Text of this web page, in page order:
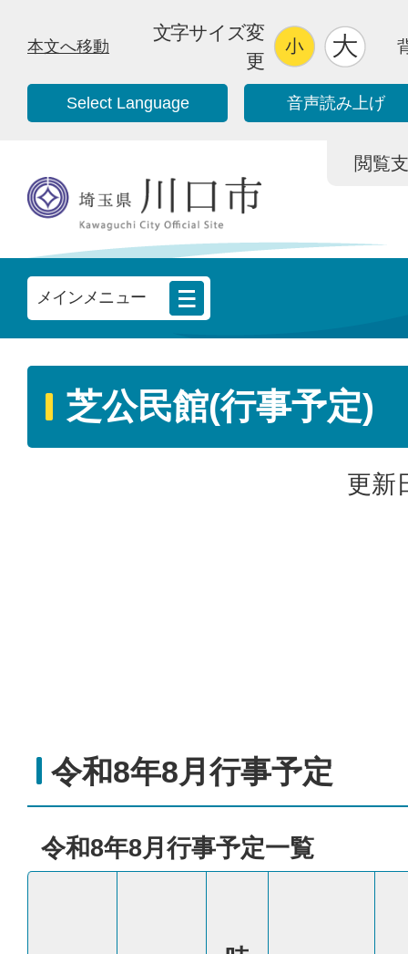
本文へ移動
文字サイズ変
更
Select Language 音声読み上げ
閲覧
メインメニュー
芝公民館(行事予定)
更新
令和8年8月行事予定
令和8年8月行事予定一覧